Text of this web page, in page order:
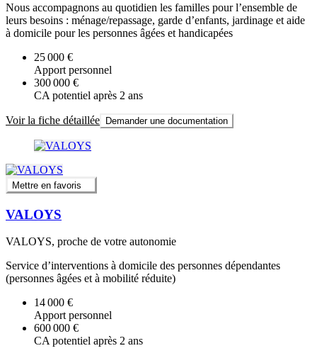
Nous accompagnons au quotidien les familles pour l’ensemble de
leurs besoins : ménage/repassage, garde d’enfants, jardinage et aide
à domicile pour les personnes âgées et handicapées
25 000 €
Apport personnel
300 000 €
CA potentiel après 2 ans
Voir la fiche détaillée Demander une documentation
Mettre en favoris
VALOYS
VALOYS, proche de votre autonomie
Service d’interventions à domicile des personnes dépendantes
(personnes âgées et à mobilité réduite)
14 000 €
Apport personnel
600 000 €
CA potentiel après 2 ans